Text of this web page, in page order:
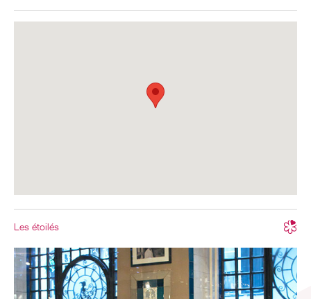
Les étoilés